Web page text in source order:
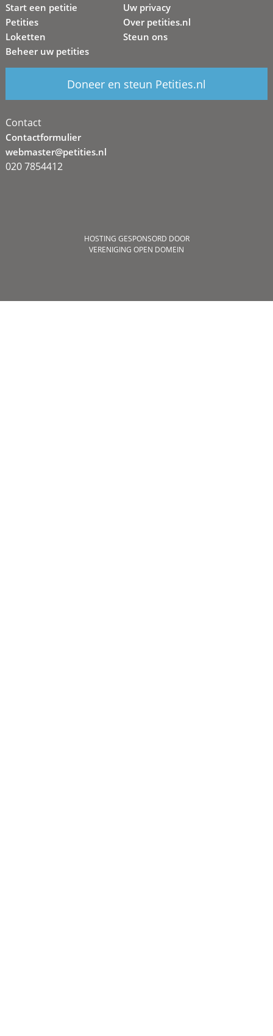
Start een petitie
Petities
Loketten
Beheer uw petities
Uw privacy
Over petities.nl
Steun ons
Doneer en steun Petities.nl
Contact
Contactformulier
webmaster@petities.nl
020 7854412
HOSTING GESPONSORD DOOR
VERENIGING OPEN DOMEIN